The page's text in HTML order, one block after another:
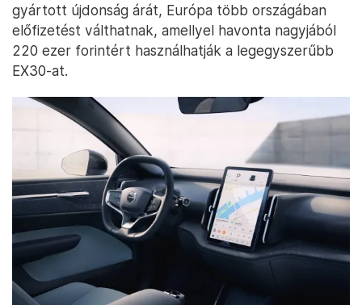
gyártott újdonság árát, Európa több országában
előfizetést válthatnak, amellyel havonta nagyjából
220 ezer forintért használhatják a legegyszerűbb
EX30-at.